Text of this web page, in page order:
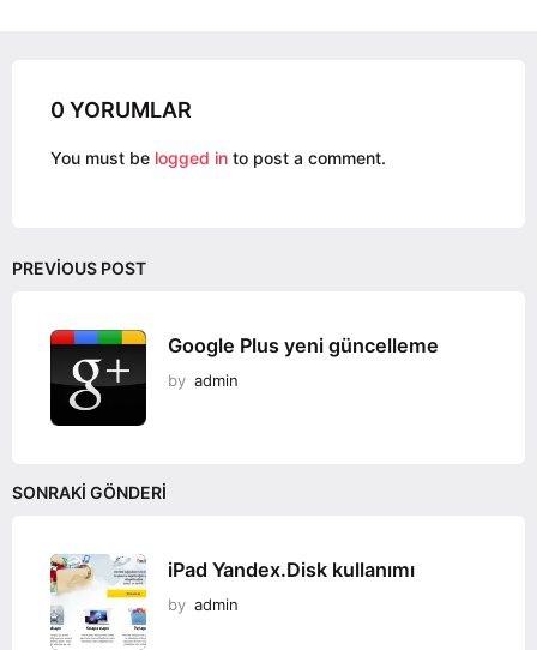
0 YORUMLAR
You must be logged in to post a comment.
PREVIOUS POST
Google Plus yeni güncelleme
by admin
SONRAKI GÖNDERI
iPad Yandex.Disk kullanımı
by admin